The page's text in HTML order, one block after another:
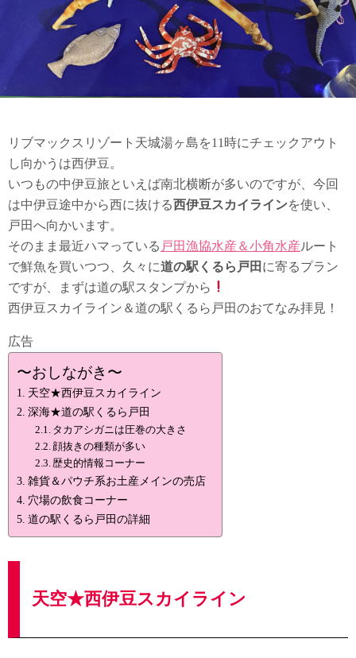
リブマックスリゾート天城湯ヶ島を11時にチェックアウト
し向かうは西伊豆。
いつもの中伊豆旅といえば南北横断が多いのですが、今回
は中伊豆途中から西に抜ける西伊豆スカイラインを使い、
戸田へ向かいます。
そのまま最近ハマっている 戸田漁協水産＆小角水産ルート
で鮮魚を買いつつ、久々に道の駅くるら戸田 に寄るプラン
ですが、まずは道の駅スタンプから
西伊豆スカイライン＆道の駅くるら戸田のおてなみ拝見！
広告
〜おしながき〜
天空★西伊豆スカイライン
深海★道の駅くるら戸田
タカアシガニは圧巻の大きさ
顔抜きの種類が多い
歴史的情報コーナー
雑貨＆パウチ系お土産メインの売店
穴場の飲食コーナー
道の駅くるら戸田の詳細
天空★西伊豆スカイライン